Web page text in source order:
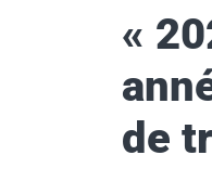
«
de